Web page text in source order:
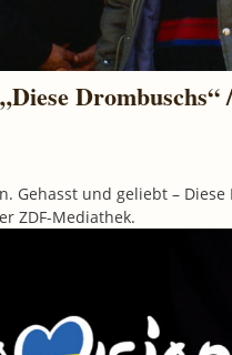
Gehasst und geliebt –
ZDF-Mediathek.